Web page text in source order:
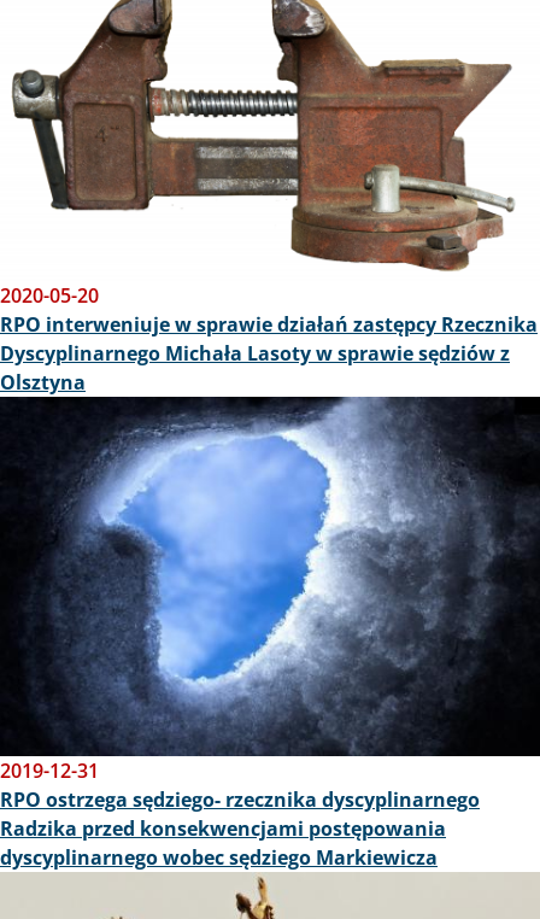
2020-05-20
RPO interweniuje w sprawie działań zastępcy Rzecznika
Dyscyplinarnego Michała Lasoty w sprawie sędziów z
Olsztyna
2019-12-31
RPO ostrzega sędziego- rzecznika dyscyplinarnego
Radzika przed konsekwencjami postępowania
dyscyplinarnego wobec sędziego Markiewicza